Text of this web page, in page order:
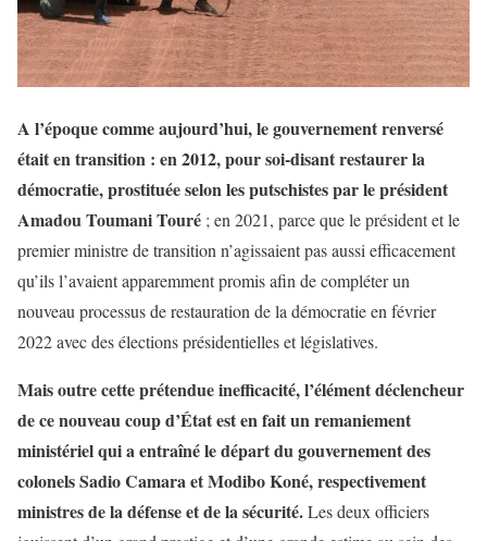
A l’époque comme aujourd’hui, le gouvernement renversé
était en transition : en 2012, pour soi-disant restaurer la
démocratie, prostituée selon les putschistes par le président
Amadou Toumani Touré ; en 2021, parce que le président et le
premier ministre de transition n’agissaient pas aussi efficacement
qu’ils l’avaient apparemment promis afin de compléter un
nouveau processus de restauration de la démocratie en février
2022 avec des élections présidentielles et législatives.
Mais outre cette prétendue inefficacité, l’élément déclencheur
de ce nouveau coup d’État est en fait un remaniement
ministériel qui a entraîné le départ du gouvernement des
colonels Sadio Camara et Modibo Koné, respectivement
ministres de la défense et de la sécurité.Les deux officiers